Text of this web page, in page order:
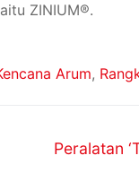
ZINIUM®.
Arum,
Peralatan